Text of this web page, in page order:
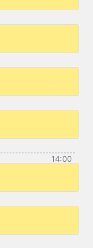
14:00